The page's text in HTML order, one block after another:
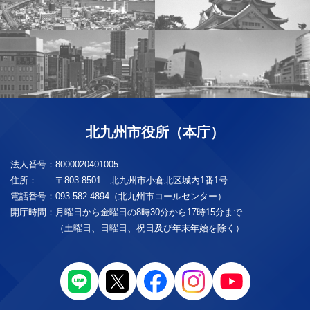
北九州市役所（本庁）
法人番号： 8000020401005
住所：
〒803-8501 北九州市小倉北区城内1番1号
電話番号： 093-582-4894（北九州市コールセンター）
開庁時間： 月曜日から金曜日の8時30分から17時15分まで
（土曜日、日曜日、祝日及び年末年始を除く）